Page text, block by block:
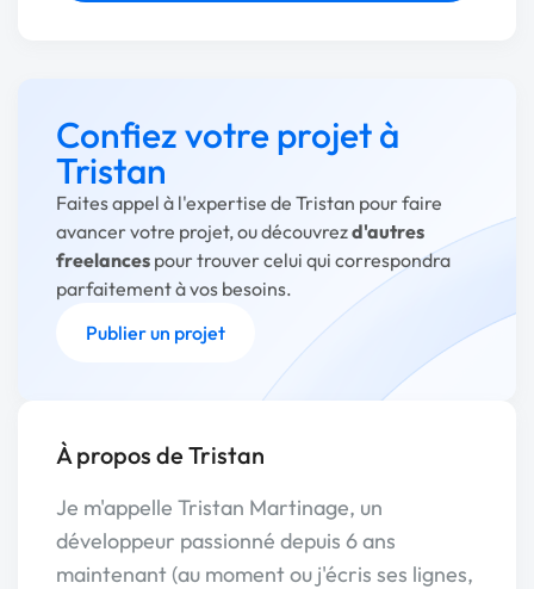
Confiez votre projet à
Tristan
Faites appel à l'expertise de Tristan pour faire
avancer votre projet, ou découvrezd'autres
freelances pour trouver celui qui correspondra
parfaitement à vos besoins.
Publier un projet
À propos de Tristan
Je m'appelle Tristan Martinage, un
développeur passionné depuis 6 ans
maintenant (au moment ou j'écris ses lignes,